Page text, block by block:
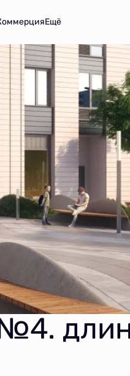
Ещё
№4.